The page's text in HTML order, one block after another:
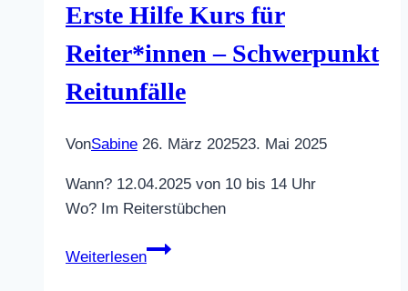
Erste Hilfe Kurs für
Reiter*innen – Schwerpunkt
Reitunfälle
VonSabine 26. März 202523. Mai 2025
Wann? 12.04.2025 von 10 bis 14 Uhr
Wo? Im Reiterstübchen
Weiterlesen
Erste